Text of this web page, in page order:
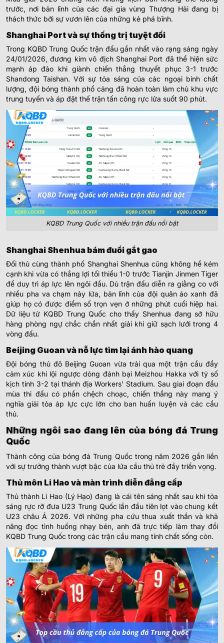
trước, nơi bản lĩnh của các đại gia vùng Thượng Hải đang bị
thách thức bởi sự vươn lên của những kẻ phá bĩnh.
Shanghai Port và sự thống trị tuyệt đối
Trong KQBD Trung Quốc trận đấu gần nhất vào rạng sáng ngày
24/01/2026, đương kim vô địch Shanghai Port đã thể hiện sức
mạnh áp đảo khi giành chiến thắng thuyết phục 3-1 trước
Shandong Taishan. Với sự tỏa sáng của các ngoại binh chất
lượng, đội bóng thành phố cảng đã hoàn toàn làm chủ khu vực
trung tuyến và áp đặt thế trận tấn công rực lửa suốt 90 phút.
KQBD Trung Quốc với nhiều trận đấu nổi bật
Shanghai Shenhua bám đuổi gắt gao
Đối thủ cùng thành phố Shanghai Shenhua cũng không hề kém
cạnh khi vừa có thắng lợi tối thiểu 1-0 trước Tianjin Jinmen Tiger
để duy trì áp lực lên ngôi đầu. Dù trận đấu diễn ra giằng co với
nhiều pha va chạm nảy lửa, bản lĩnh của đội quân áo xanh đã
giúp họ có được điểm số trọn vẹn ở những phút cuối hiệp hai.
Dữ liệu từ KQBD Trung Quốc cho thấy Shenhua đang sở hữu
hàng phòng ngự chắc chắn nhất giải khi giữ sạch lưới trong 4
vòng đấu.
Beijing Guoan và nỗ lực tìm lại ánh hào quang
Đội bóng thủ đô Beijing Guoan vừa trải qua một trận cầu đầy
cảm xúc khi lội ngược dòng đánh bại Meizhou Hakka với tỷ số
kịch tính 3-2 tại thánh địa Workers’ Stadium. Sau giai đoạn đầu
mùa thi đấu có phần chệch choạc, chiến thắng này mang ý
nghĩa giải tỏa áp lực cực lớn cho ban huấn luyện và các cầu
thủ.
Những ngôi sao đang lên của bóng đá Trung
Quốc
Thành công của bóng đá Trung Quốc trong năm 2026 gắn liền
với sự trưởng thành vượt bậc của lứa cầu thủ trẻ đầy triển vọng.
Thủ môn Li Hao và màn trình diễn đẳng cấp
Thủ thành Li Hao (Lý Hạo) đang là cái tên sáng nhất sau khi tỏa
sáng rực rỡ đưa U23 Trung Quốc lần đầu tiên lọt vào chung kết
U23 châu Á 2026. Với những pha cứu thua xuất thần và khả
năng đọc tình huống nhạy bén, anh đã trực tiếp làm thay đổi
KQBD Trung Quốc trong các trận cầu mang tính chất sống còn.